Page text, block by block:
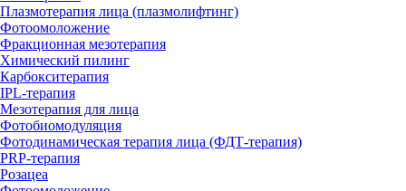
Плазмотерапия лица (плазмолифтинг)
Фотоомоложение
Фракционная мезотерапия
Химический пилинг
Карбокситерапия
IPL‑терапия
Мезотерапия для лица
Фотобиомодуляция
Фотодинамическая терапия лица (ФДТ-терапия)
PRP-терапия
Розацеа